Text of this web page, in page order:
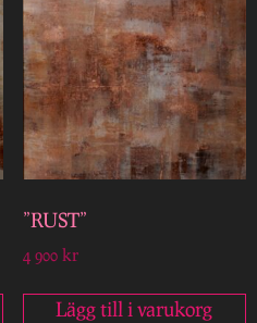
”RUST”
4 900 kr
Lägg till i varukorg